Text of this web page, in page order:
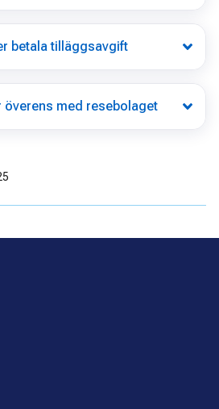
betala tilläggsavgift
överens med resebolaget